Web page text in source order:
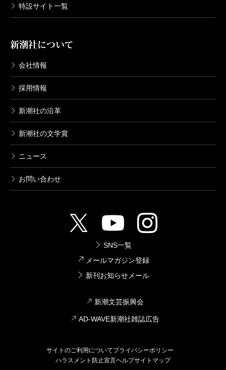
特設サイト一覧
新潮社について
会社情報
採用情報
新潮社の沿革
新潮社の文学賞
ニュース
お問い合わせ
SNS一覧
メールマガジン登録
新刊お知らせメール
新潮文芸振興会
AD-WAVE新潮社雑誌広告
サイトのご利用についてプライバシーポリシー
ハラスメント防止宣言ヘルプサイトマップ